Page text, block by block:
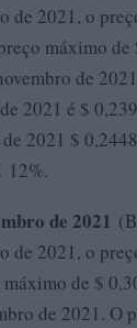
de 2021, o
máximo
de
2021 é $
2021 $
12%.
de 2021
de 2021, o
de $
de 2021. O